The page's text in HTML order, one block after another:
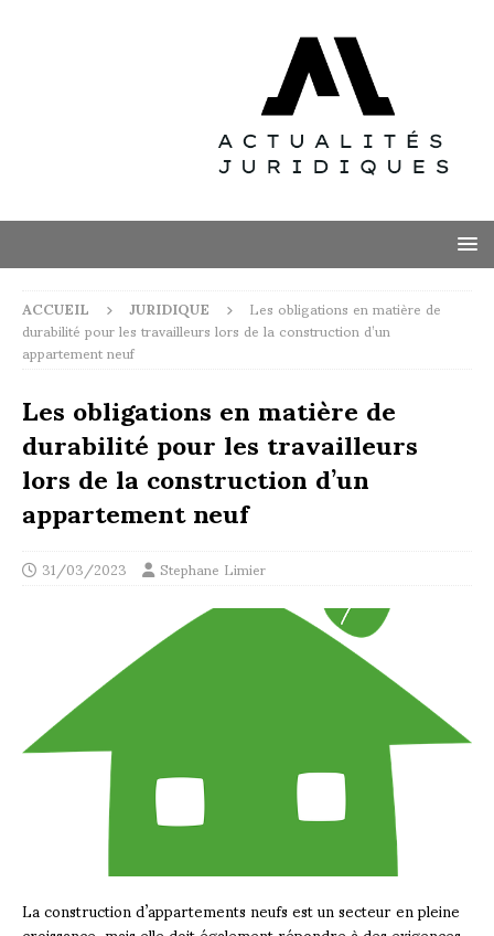
ACCUEIL JURIDIQUE Les obligations en matière de
durabilité pour les travailleurs lors de la construction d’un
appartement neuf
Les obligations en matière de
durabilité pour les travailleurs
lors de la construction d’un
appartement neuf
31/03/2023 Stephane Limier
La construction d’appartements neufs est un secteur en pleine